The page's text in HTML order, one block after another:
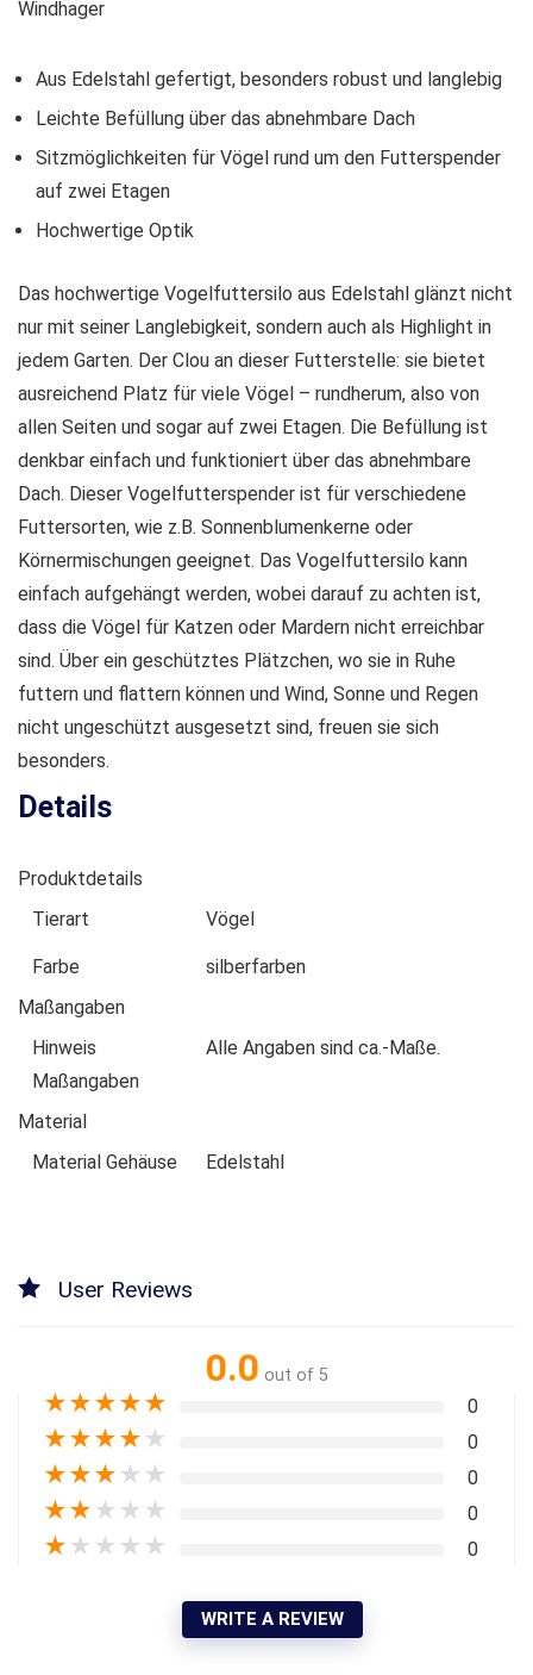
Windhager
Aus Edelstahl gefertigt, besonders robust und langlebig
Leichte Befüllung über das abnehmbare Dach
Sitzmöglichkeiten für Vögel rund um den Futterspender
auf zwei Etagen
Hochwertige Optik
Das hochwertige Vogelfuttersilo aus Edelstahl glänzt nicht
nur mit seiner Langlebigkeit, sondern auch als Highlight in
jedem Garten. Der Clou an dieser Futterstelle: sie bietet
ausreichend Platz für viele Vögel – rundherum, also von
allen Seiten und sogar auf zwei Etagen. Die Befüllung ist
denkbar einfach und funktioniert über das abnehmbare
Dach. Dieser Vogelfutterspender ist für verschiedene
Futtersorten, wie z.B. Sonnenblumenkerne oder
Körnermischungen geeignet. Das Vogelfuttersilo kann
einfach aufgehängt werden, wobei darauf zu achten ist,
dass die Vögel für Katzen oder Mardern nicht erreichbar
sind. Über ein geschütztes Plätzchen, wo sie in Ruhe
futtern und flattern können und Wind, Sonne und Regen
nicht ungeschützt ausgesetzt sind, freuen sie sich
besonders.
Details
Produktdetails
Tierart
Vögel
Farbe
silberfarben
Maßangaben
Hinweis
Maßangaben
Alle Angaben sind ca.-Maße.
Material
Material Gehäuse
Edelstahl
User Reviews
0.0 out of 5
★★★★★ 0
★★★★ ★ 0
★★★ ★ ★ 0
★★ ★ ★ ★ 0
★ ★ ★ ★ ★ 0
WRITE A REVIEW